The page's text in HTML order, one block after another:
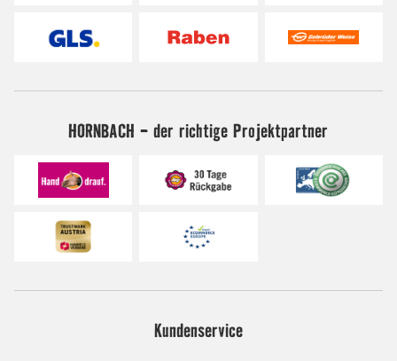
HORNBACH - der richtige Projektpartner
Kundenservice